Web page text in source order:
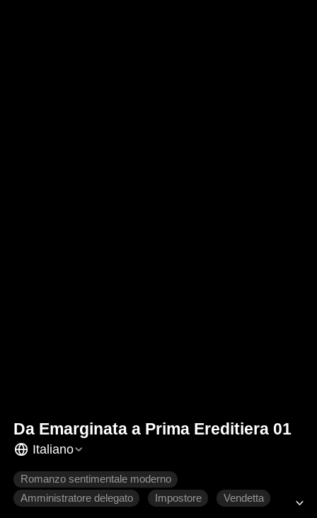
Da Emarginata a Prima Ereditiera 01
Italiano
Romanzo sentimentale moderno
Amministratore delegato
Impostore
Vendetta